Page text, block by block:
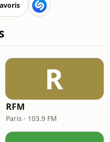
R
RFM
Paris · 103.9 FM